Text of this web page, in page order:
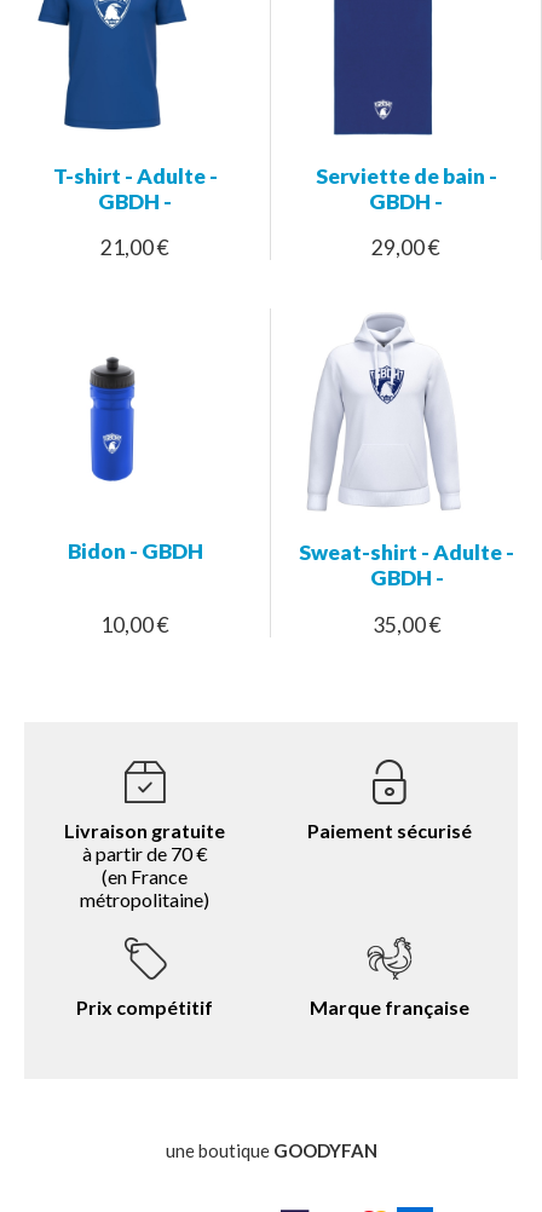
T-shirt - Adulte -
GBDH -
21,00 €
Serviette de bain -
GBDH -
29,00 €
Bidon - GBDH
10,00 €
Sweat-shirt - Adulte -
GBDH -
35,00 €
Livraison gratuite
à partir de 70 €
(en France
métropolitaine)
Paiement sécurisé
Prix compétitif Marque française
une boutique GOODYFAN